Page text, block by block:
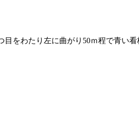
をわたり左に曲がり50ｍ程で青い看